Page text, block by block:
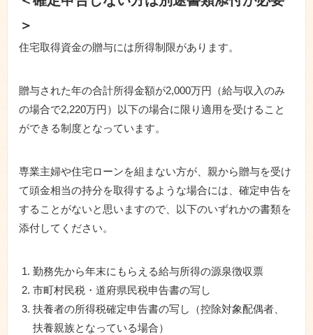
＞
住宅取得資金の贈与には所得制限があります。
贈与された年の合計所得金額が2,000万円（給与収入のみ
の場合で2,220万円）以下の場合に限り適用を受けること
ができる制度となっています。
専業主婦や住宅ローンを組まない方が、親から贈与を受け
て頭金相当の持分を取得するような場合には、確定申告を
することがないと思いますので、以下のいずれかの書類を
添付してください。
勤務先から年末にもらえる給与所得の源泉徴収票
市町村民税・道府県民税申告書の写し
扶養者の所得税確定申告書の写し（控除対象配偶者、
扶養親族となっている場合）